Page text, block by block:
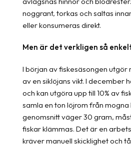
noggrant, torkas och saltas
eller konsumeras direkt.
Men är det verkligen så
I början av fiskesäsongen utgör
av en siklöjans vikt. I december
och kan utgöra upp till 10% av
samla en ton löjrom från mogna
genomsnitt väger 30 gram,
fiskar klämmas. Det är en
kräver manuell skicklighet och